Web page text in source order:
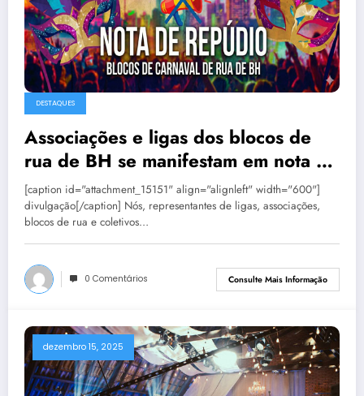
DESTAQUES
Associações e ligas dos blocos de
rua de BH se manifestam em nota de
repúdio
[caption id="attachment_15151" align="alignleft" width="600"]
divulgação[/caption] Nós, representantes de ligas, associações,
blocos de rua e coletivos…
0 Comentários Consulte Mais Informação
dezembro 15, 2025